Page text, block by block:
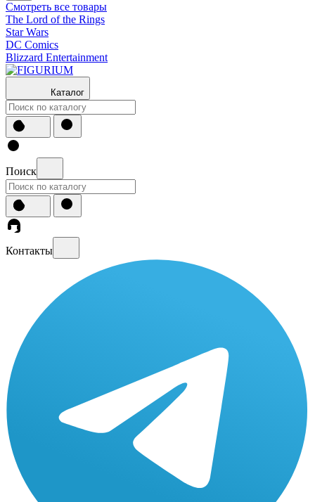
Смотреть все товары
The Lord of the Rings
Star Wars
DC Comics
Blizzard Entertainment
Каталог
Поиск
Контакты